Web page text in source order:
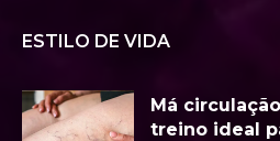
ESTILO DE VIDA
Má
treino ideal